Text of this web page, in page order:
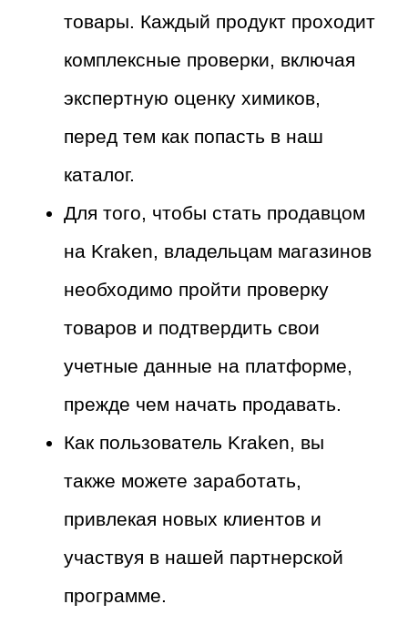
товары. Каждый продукт проходит
комплексные проверки, включая
экспертную оценку химиков,
перед тем как попасть в наш
каталог.
Для того, чтобы стать продавцом
на Kraken, владельцам магазинов
необходимо пройти проверку
товаров и подтвердить свои
учетные данные на платформе,
прежде чем начать продавать.
Как пользователь Kraken, вы
также можете заработать,
привлекая новых клиентов и
участвуя в нашей партнерской
программе.